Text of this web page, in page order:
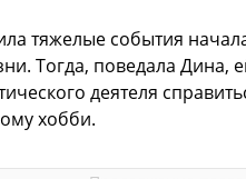
тяжелые события
Тогда, поведала Дина,
деятеля
хобби.